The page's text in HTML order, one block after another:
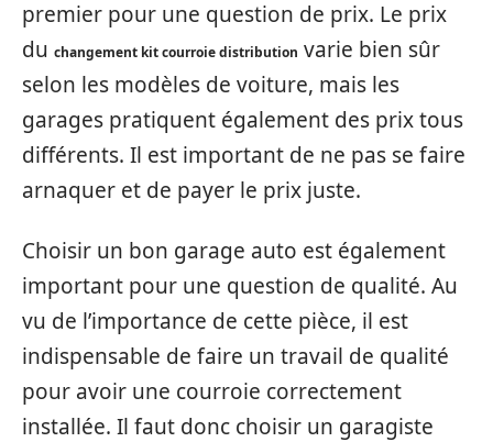
premier pour une question de prix. Le prix
du changement kit courroie distribution varie bien sûr
selon les modèles de voiture, mais les
garages pratiquent également des prix tous
différents. Il est important de ne pas se faire
arnaquer et de payer le prix juste.
Choisir un bon garage auto est également
important pour une question de qualité. Au
vu de l’importance de cette pièce, il est
indispensable de faire un travail de qualité
pour avoir une courroie correctement
installée. Il faut donc choisir un garagiste